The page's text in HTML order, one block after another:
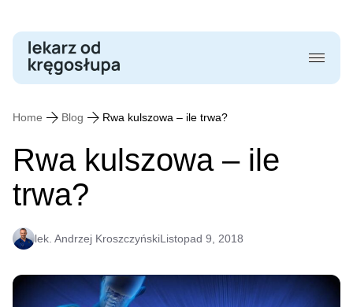
Skip
content
Home Blog Rwa kulszowa – ile trwa?
Rwa kulszowa – ile
trwa?
lek. Andrzej KroszczyńskiListopad 9, 2018